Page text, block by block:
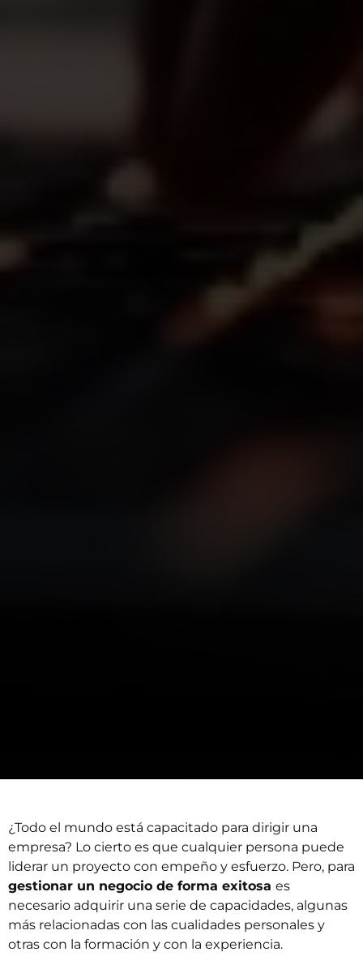
¿Todo el mundo está capacitado para dirigir una
empresa? Lo cierto es que cualquier persona puede
liderar un proyecto con empeño y esfuerzo. Pero, para
gestionar un negocio de forma exitosa es
necesario adquirir una serie de capacidades, algunas
más relacionadas con las cualidades personales y
otras con la formación y con la experiencia.